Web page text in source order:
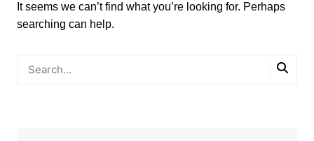
It seems we can’t find what you’re looking for. Perhaps
searching can help.